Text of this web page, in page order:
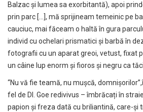
Balzac și lumea sa exorbitantă), apoi
prin parc […], mă sprijineam temeinic pe
cauciuc, mai făceam o haltă în gura
individ cu ochelari prismatici și barbă în
fotografii cu un aparat greoi, vetust, fixat
un câine lup enorm și fioros și negru ca
“Nu vă fie teamă, nu mușcă,
fel de Dl. Goe redivivus – îmbrăcați în
papion și freza dată cu briliantină, care-și